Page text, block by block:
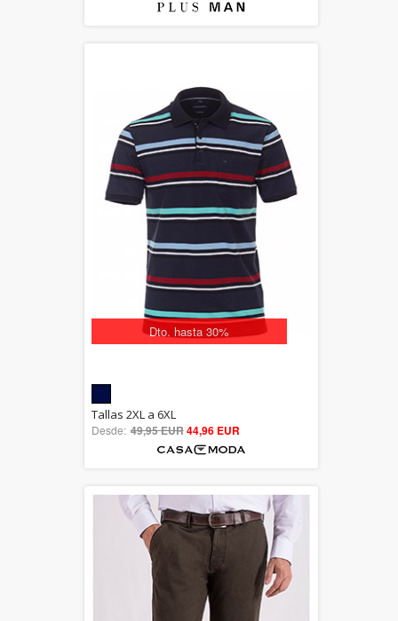
Dto. hasta 30%
5.00
out of 5
Tallas 2XL a 6XL
Desde: 49,95 EUR44,96 EUR